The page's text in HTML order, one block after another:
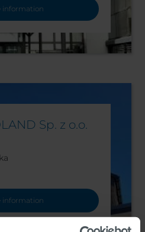
information
Sp. z o.o.
information